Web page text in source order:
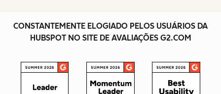
CONSTANTEMENTE ELOGIADO PELOS USUÁRIOS DA
HUBSPOT NO SITE DE AVALIAÇÕES G2.COM